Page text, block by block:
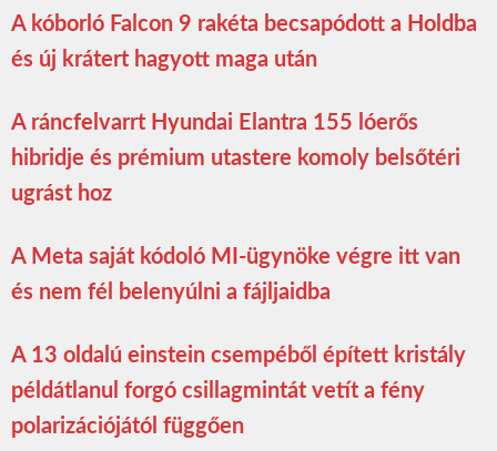
A kóborló Falcon 9 rakéta becsapódott a Holdba
és új krátert hagyott maga után
A ráncfelvarrt Hyundai Elantra 155 lóerős
hibridje és prémium utastere komoly belsőtéri
ugrást hoz
A Meta saját kódoló MI-ügynöke végre itt van
és nem fél belenyúlni a fájljaidba
A 13 oldalú einstein csempéből épített kristály
példátlanul forgó csillagmintát vetít a fény
polarizációjától függően